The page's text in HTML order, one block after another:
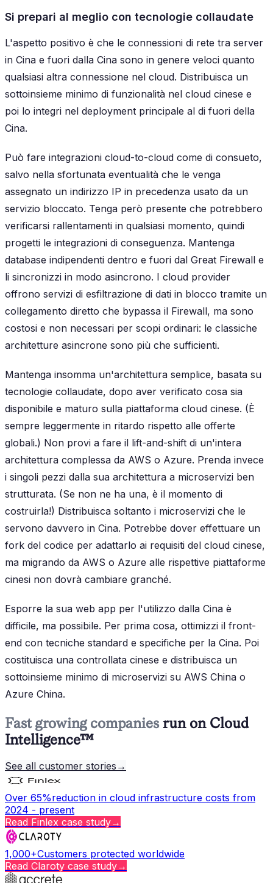
Si prepari al meglio con tecnologie collaudate
L'aspetto positivo è che le connessioni di rete tra server
in Cina e fuori dalla Cina sono in genere veloci quanto
qualsiasi altra connessione nel cloud. Distribuisca un
sottoinsieme minimo di funzionalità nel cloud cinese e
poi lo integri nel deployment principale al di fuori della
Cina.
Può fare integrazioni cloud-to-cloud come di consueto,
salvo nella sfortunata eventualità che le venga
assegnato un indirizzo IP in precedenza usato da un
servizio bloccato. Tenga però presente che potrebbero
verificarsi rallentamenti in qualsiasi momento, quindi
progetti le integrazioni di conseguenza. Mantenga
database indipendenti dentro e fuori dal Great Firewall e
li sincronizzi in modo asincrono. I cloud provider
offrono servizi di esfiltrazione di dati in blocco tramite un
collegamento diretto che bypassa il Firewall, ma sono
costosi e non necessari per scopi ordinari: le classiche
architetture asincrone sono più che sufficienti.
Mantenga insomma un'architettura semplice, basata su
tecnologie collaudate, dopo aver verificato cosa sia
disponibile e maturo sulla piattaforma cloud cinese. (È
sempre leggermente in ritardo rispetto alle offerte
globali.) Non provi a fare il lift-and-shift di un'intera
architettura complessa da AWS o Azure. Prenda invece
i singoli pezzi dalla sua architettura a microservizi ben
strutturata. (Se non ne ha una, è il momento di
costruirla!) Distribuisca soltanto i microservizi che le
servono davvero in Cina. Potrebbe dover effettuare un
fork del codice per adattarlo ai requisiti del cloud cinese,
ma migrando da AWS o Azure alle rispettive piattaforme
cinesi non dovrà cambiare granché.
Esporre la sua web app per l'utilizzo dalla Cina è
difficile, ma possibile. Per prima cosa, ottimizzi il front-
end con tecniche standard e specifiche per la Cina. Poi
costituisca una controllata cinese e distribuisca un
sottoinsieme minimo di microservizi su AWS China o
Azure China.
Fast growing companies run on Cloud
Intelligence™
See all customer stories →
Over 65%reduction in cloud infrastructure costs from
2024 - present
Read Finlex case study→
1,000+Customers protected worldwide
Read Claroty case study→